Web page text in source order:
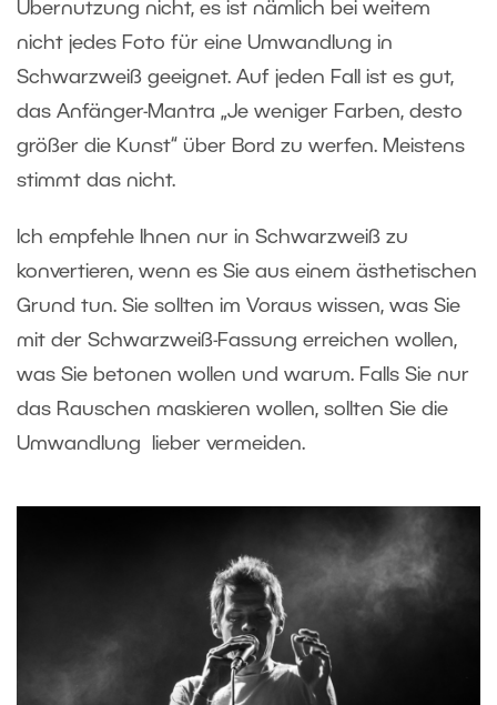
Übernutzung nicht, es ist nämlich bei weitem
nicht jedes Foto für eine Umwandlung in
Schwarzweiß geeignet. Auf jeden Fall ist es gut,
das Anfänger-Mantra „Je weniger Farben, desto
größer die Kunst“ über Bord zu werfen. Meistens
stimmt das nicht.
Ich empfehle Ihnen nur in Schwarzweiß zu
konvertieren, wenn es Sie aus einem ästhetischen
Grund tun. Sie sollten im Voraus wissen, was Sie
mit der Schwarzweiß-Fassung erreichen wollen,
was Sie betonen wollen und warum. Falls Sie nur
das Rauschen maskieren wollen, sollten Sie die
Umwandlung lieber vermeiden.